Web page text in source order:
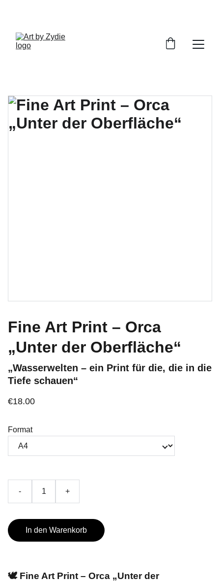
Fine Art Print – Orca
„Unter der Oberfläche“
„Wasserwelten – ein Print für die, die in die
Tiefe schauen“
€18.00
Format
- +
In den Warenkorb
🕊 Fine Art Print – Orca „Unter der